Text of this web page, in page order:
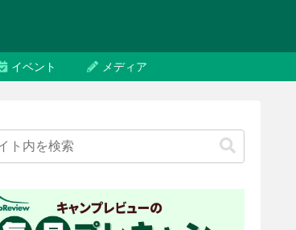
イベント メディア